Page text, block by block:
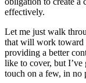
effectively.
Let me just walk
that will work toward
providing a better
like to cover, but I’ve
touch on a few, in no